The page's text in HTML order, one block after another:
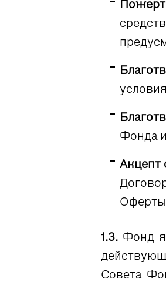
Фонда
Акцепт
1.3. Фонд
Совета